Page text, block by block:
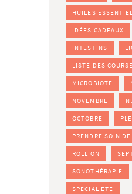
HUILES
IDÉES CADEAUX
INTESTINS
LISTE DES
MICROBIOTE
NOVEMBRE
OCTOBRE
PRENDRE SOIN
ROLL ON
SONOTHÉRAPIE
SPÉCIAL ÉTÉ